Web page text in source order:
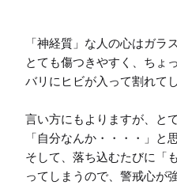
「神経質」な人の心はガラ
とても傷つきやすく、ちょ
バリにヒビが入って割れて
言い方にもよりますが、と
「自分なんか・・・・」と
そして、落ち込むたびに「
ってしまうので、警戒心が